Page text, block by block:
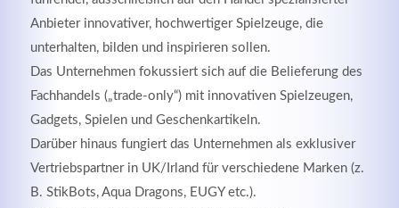
Anbieter innovativer, hochwertiger Spielzeuge, die
unterhalten, bilden und inspirieren sollen.
Das Unternehmen fokussiert sich auf die Belieferung des
Fachhandels („trade-only“) mit innovativen Spielzeugen,
Gadgets, Spielen und Geschenkartikeln.
Darüber hinaus fungiert das Unternehmen als exklusiver
Vertriebspartner in UK/Irland für verschiedene Marken (z.
B. StikBots, Aqua Dragons, EUGY etc.).